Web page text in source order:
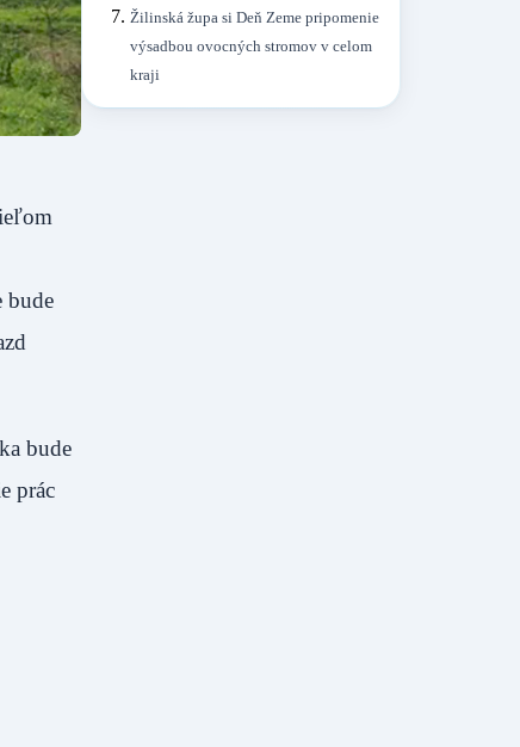
bude
bude
prác
Žilinská župa si Deň Zeme pripomenie
výsadbou ovocných stromov v celom
kraji